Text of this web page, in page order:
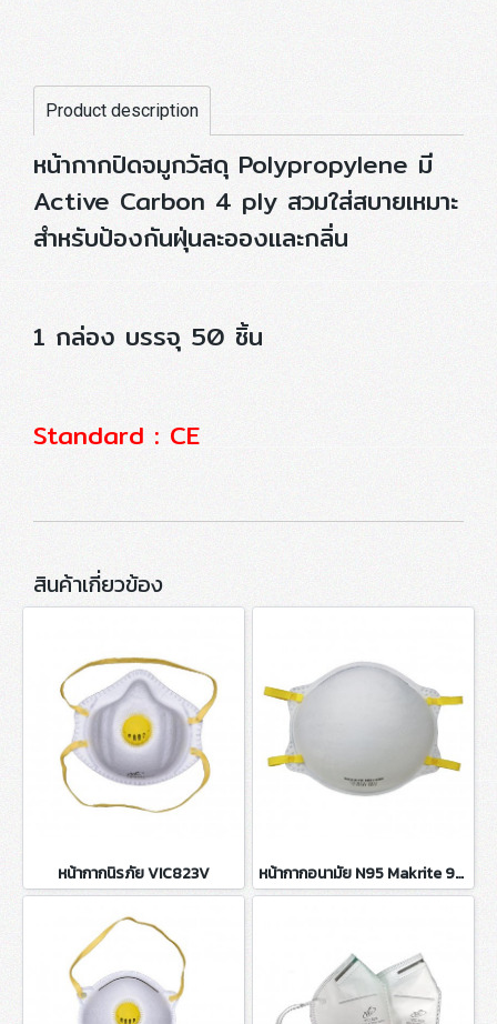
Product description
หน้ากากปิดจมูกวัสดุ Polypropylene มี
Active Carbon 4 ply สวมใส่สบายเหมาะ
สำหรับป้องกันฝุ่นละอองและกลิ่น
1 กล่อง บรรจุ 50 ชิ้น
Standard : CE
สินค้าเกี่ยวข้อง
หน้ากากนิรภัย VIC823V หน้ากากอนามัย N95 Makrite 9500-N95